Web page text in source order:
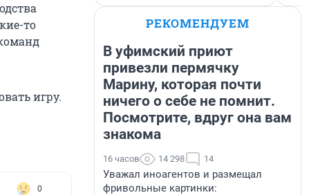
то
игру.
0
РЕКОМЕНДУЕМ
В уфимский приют
привезли пермячку
Марину, которая почти
ничего о себе не помнит.
Посмотрите, вдруг она вам
знакома
16 часов 14 298 14
Уважал иноагентов и размещал
фривольные картинки: